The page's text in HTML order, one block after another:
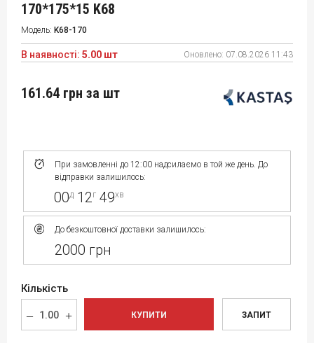
170*175*15 K68
Модель: K68-170
В наявності: 5.00 шт Оновлено: 07.08.2026 11:43
При замовленні до 12:00 надсилаємо в той же день. До
відправки залишилось:
00д 12 г 49хв
До безкоштовної доставки залишилось:
2000 грн
161.64 грн за шт
Кількість
КУПИТИ ЗАПИТ